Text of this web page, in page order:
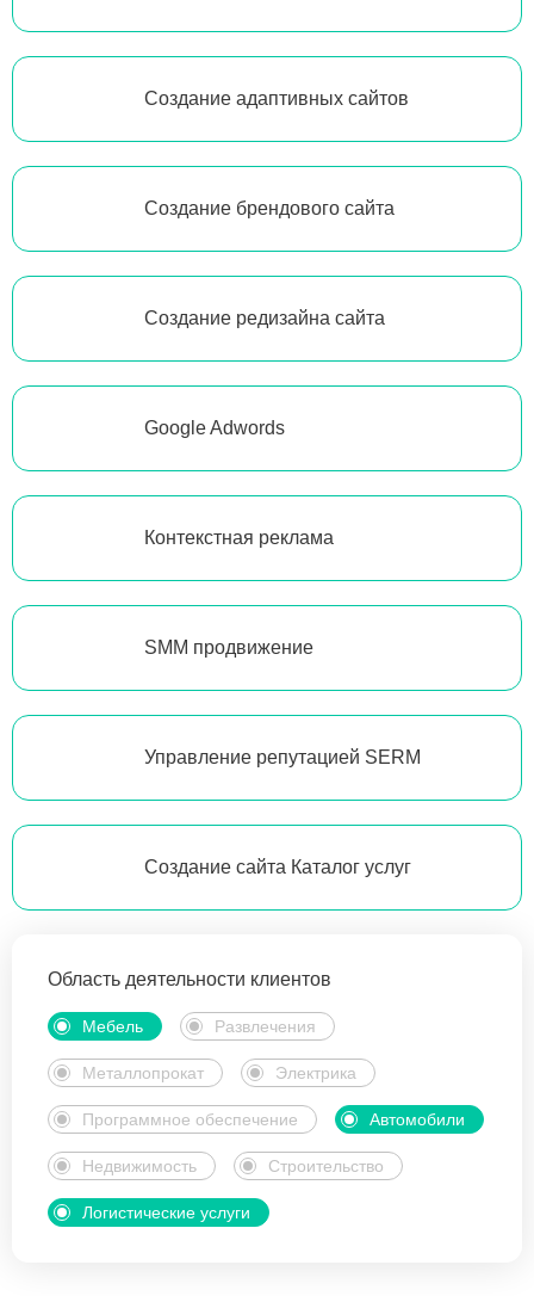
Создание адаптивных сайтов
Создание брендового сайта
Создание редизайна сайта
Google Adwords
Контекстная реклама
SMM продвижение
Управление репутацией SERM
Создание сайта Каталог услуг
Область деятельности клиентов
Мебель Развлечения
Металлопрокат Электрика
Программное обеспечение Автомобили
Недвижимость Строительство
Логистические услуги